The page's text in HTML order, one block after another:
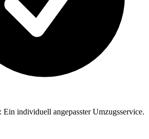
Ein individuell angepasster Umzugsservice.